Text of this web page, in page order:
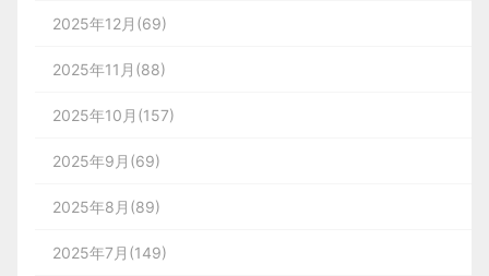
2025年12月(69)
2025年11月(88)
2025年10月(157)
2025年9月(69)
2025年8月(89)
2025年7月(149)